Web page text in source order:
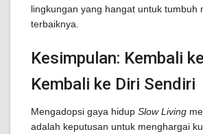
lingkungan yang hangat untuk tumbuh
terbaiknya.
Kesimpulan: Kembali
Kembali ke Diri Sendiri
Mengadopsi gaya hidup Slow Living
adalah keputusan untuk menghargai